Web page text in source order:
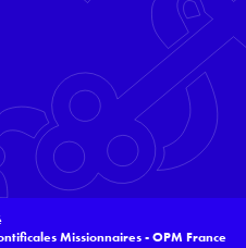
Missionnaires - OPM France